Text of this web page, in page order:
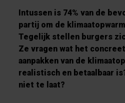
Intussen is 74% van de
partij om de
Tegelijk stellen burgers
Ze vragen wat het
aanpakken van de
realistisch en betaalbaar
niet te laat?